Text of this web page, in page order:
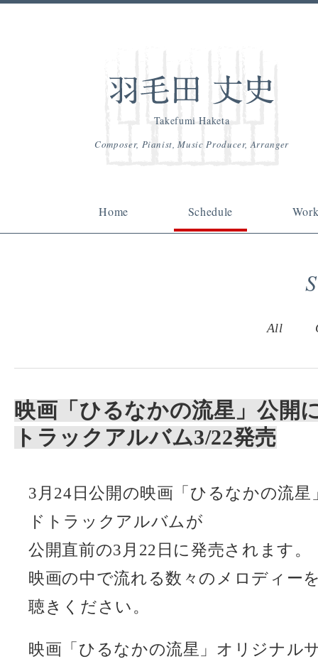
Takefumi Haketa
Composer, Pianist, Music Producer, Arranger
Home Schedule
All
映画「ひるなかの流星」公開
トラックアルバム3/22発売
3月24日公開の映画「ひるなかの流
ドトラックアルバムが
公開直前の3月22日に発売されます。
映画の中で流れる数々のメロディー
聴きください。
映画「ひるなかの流星」オリジナル